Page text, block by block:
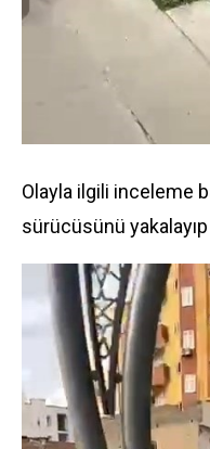
Olayla ilgili inceleme
sürücüsünü yakalayıp